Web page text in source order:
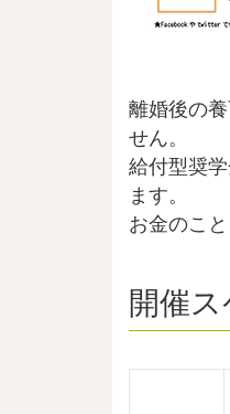
離婚後の
せん。
給付型奨
ます。
お金のこ
開催